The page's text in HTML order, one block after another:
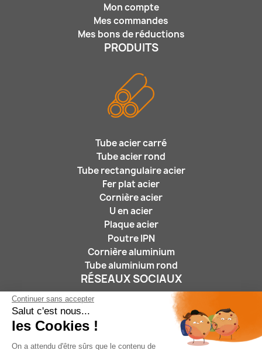
Continuer sans accepter
Salut c'est nous...
les Cookies !
On a attendu d'être sûrs que le contenu de
Mon compte
Mes commandes
Mes bons de réductions
PRODUITS
Tube acier carré
Tube acier rond
Tube rectangulaire acier
Fer plat acier
Cornière acier
U en acier
Plaque acier
Poutre IPN
Cornière aluminium
Tube aluminium rond
RÉSEAUX SOCIAUX